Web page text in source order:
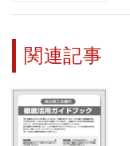
関連記事